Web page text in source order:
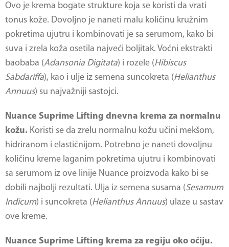
Ovo je krema bogate strukture koja se koristi da vrati
tonus kože. Dovoljno je naneti malu količinu kružnim
pokretima ujutru i kombinovati je sa serumom, kako bi
suva i zrela koža osetila najveći boljitak. Voćni ekstrakti
baobaba (Adansonia Digitata) i rozele (Hibiscus
Sabdariffa), kao i ulje iz semena suncokreta (Helianthus
Annuus) su najvažniji sastojci.
Nuance Suprime Lifting dnevna krema za normalnu
kožu. Koristi se da zrelu normalnu kožu učini mekšom,
hidriranom i elastičnijom. Potrebno je naneti dovoljnu
količinu kreme laganim pokretima ujutru i kombinovati
sa serumom iz ove linije Nuance proizvoda kako bi se
dobili najbolji rezultati. Ulja iz semena susama (Sesamum
Indicum) i suncokreta (Helianthus Annuus) ulaze u sastav
ove kreme.
Nuance Suprime Lifting krema za regiju oko očiju.